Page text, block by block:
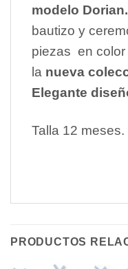
modelo Dorian.
bautizo y
piezas en color
la nueva
Elegante
Talla 12 meses.
PRODUCTOS